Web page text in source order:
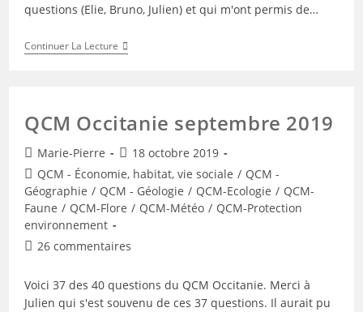
questions (Elie, Bruno, Julien) et qui m'ont permis de…
Continuer La LectureQCM
Probatoire
QCM Occitanie septembre 2019
Auteur/autrice
de
la
publication :
Marie-Pierre
Publication
publiée :
18 octobre 2019
Post
category:
QCM - Économie, habitat, vie sociale / QCM -
Géographie / QCM - Géologie / QCM-Ecologie / QCM-
Faune / QCM-Flore / QCM-Météo / QCM-Protection
environnement
Commentaires
la
publication :
26 commentaires
Voici 37 des 40 questions du QCM Occitanie. Merci à
Julien qui s'est souvenu de ces 37 questions. Il aurait pu